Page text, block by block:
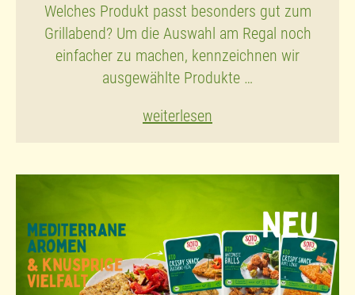
Welches Produkt passt besonders gut zum
Grillabend? Um die Auswahl am Regal noch
einfacher zu machen, kennzeichnen wir
ausgewählte Produkte …
weiterlesen